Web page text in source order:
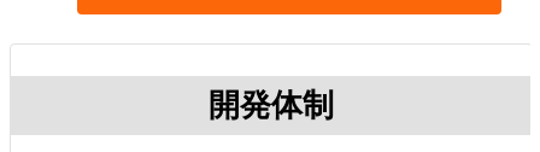
開発体制